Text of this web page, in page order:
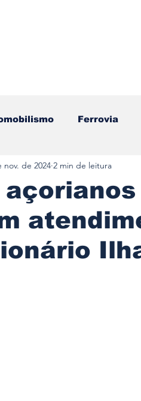
Ferrovia
Motos Autocarros
nov. de 2024 2 min de leitura
estrelas.